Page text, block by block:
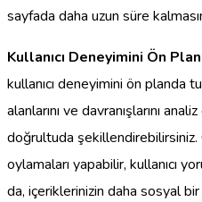
sayfada daha uzun süre
Kullanıcı Deneyimini Ön
kullanıcı deneyimini ön planda
alanlarını ve davranışlarını
doğrultuda
oylamaları yapabilir, kullanıcı
da, içeriklerinizin daha sosyal bir